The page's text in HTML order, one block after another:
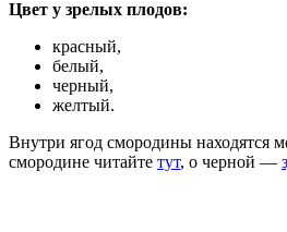
Цвет у зрелых плодов:
красный,
белый,
черный,
желтый.
Внутри ягод смородины находятся
смородине читайте тут, о черной —